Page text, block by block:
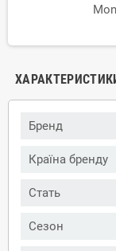
Бренд
Країна бренду
Стать
Сезон